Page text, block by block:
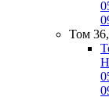
Том